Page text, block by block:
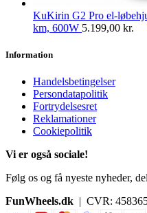
KuKirin G2 Pro el-
km, 600W 5.199,00 kr.
Information
Handelsbetingelser
Persondatapolitik
Fortrydelsesret
Reklamationer
Cookiepolitik
Vi er også sociale!
Følg os og få nyeste nyheder,
FunWheels.dk | CVR: